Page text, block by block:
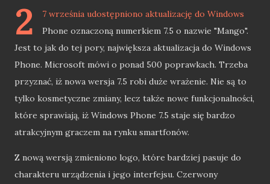
2
7 września udostępniono aktualizację do Windows
Phone oznaczoną numerkiem 7.5 o nazwie "Mango".
Jest to jak do tej pory, największa aktualizacja do Windows
Phone. Microsoft mówi o ponad 500 poprawkach. Trzeba
przyznać, iż nowa wersja 7.5 robi duże wrażenie. Nie są to
tylko kosmetyczne zmiany, lecz także nowe funkcjonalności,
które sprawiają, iż Windows Phone 7.5 staje się bardzo
atrakcyjnym graczem na rynku smartfonów.
Z nową wersją zmieniono logo, które bardziej pasuje do
charakteru urządzenia i jego interfejsu. Czerwony